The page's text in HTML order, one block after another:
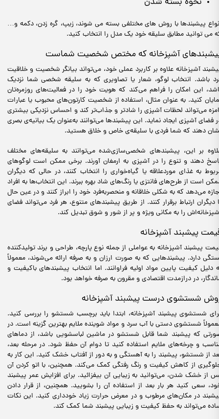
پیشبندها با روش های مختلفی بسته می شوند، زیپ، گره زدن، دکمه و…
می توانید مطابق سلیقه خود یک مدل را انتخاب کنید.
آشپزخانه که مختص شخصیت شماست
آشپزخانه علاوه بر کاربرد عملی خود، می‌تواند بیانگر شخصیت و خلاقیت
باشد. انتخاب لوگو، شعار یا تصاویری که به سلیقه شخصی شما نزدیک
این امکان را فراهم می‌کند که هویت خود را در فعالیت‌های روزمره‌تان
کنید. به عنوان مثال، استفاده از شخصیت کارتون‌های محبوب یا عبارات
می‌تواند لحظات آشپزی را شادتر و جذاب‌تر کند و احساس نزدیکی بیشتری
فضای آشپزی ایجاد نماید. این پیشبندها می‌توانند به‌عنوان یک بیانیه‌ی بصری
دهند که شما فردی با سلیقه‌ی خاص و خلاق هستید.
بر این، پیشبندهای شخصی‌سازی‌شده می‌توانند به سلیقه‌های مختلف
دهند و تنوع را در آشپزی به ارمغان آورند. برخی ممکن است لوگوهای
به غذای موردعلاقه یا گیاه‌خواری را انتخاب کنند، در حالی که دیگران
است از طرح‌های فانتزی یا رنگ‌های شاد بهره ببرند. این انتخاب‌ها به افراد
می‌دهد که به شکلی خلاقانه و منحصربه‌فرد خود را ابراز کنند و در عین حال
دیگران ارتباط برقرار کنند. از طریق پیشبندهای متنوع، هر فرد می‌تواند فضای
را به مکانی ویژه و پر از شور و شوق تبدیل کند.
پیشبند آشپزخانه
پیشبند آشپزخانه به عواملی از جمله نوع پارچه، طراحی و برند تولیدکننده
دارد. پیشبندهایی که به صورت ارزان و به صرفه ارائه می‌شوند، معمولاً
دلیل کیفیت پایین مواد اولیه فراوانند. اما انتخاب پیشبندهای باکیفیت و
در درازمدت اقتصادی و مقرون به صرفه خواهد بود.
شستشوی درست پیشبند آشپزخانه
شستشوی پیشبند آشپزخانه، ابتدا باید برچسب شستشو را بررسی کنید.
شستشوی دستی با آب سرد و مواد شوینده ملایم بهترین گزینه است. در
که پیشبند شما قابل شستشو در ماشین لباسشویی باشد، از دماهای
و چرخه‌های ملایم استفاده کنید تا دوام آن حفظ شود. در مرحله بعد،
از شستشو، پیشبند را به آهستگی و به دور از آفتاب خشک کنید. این کار به
از کاهش کیفیت و رنگ رفتگی کمک می‌کند. همچنین، با اتو کردن آن
از خشک شدن، می‌توانید به زیبایی آن بیفزائید. برای افزایش عمر پیشبند
سعی کنید هر بار بعد از استفاده آن را بشویید. همچنین، از قرار دادن
در مکان‌های مرطوب و در معرض حرارت زیاد خودداری کنید. این نکات
می‌تواند به حفظ کیفیت و زیبایی پیشبند شما کمک کند.